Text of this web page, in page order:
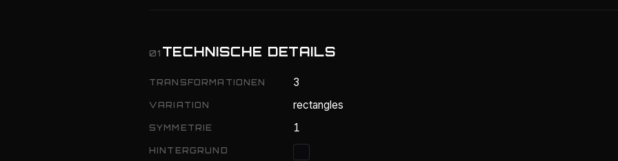
01 TECHNISCHE DETAILS
TRANSFORMATIONEN 3
VARIATION rectangles
SYMMETRIE 1
HINTERGRUND